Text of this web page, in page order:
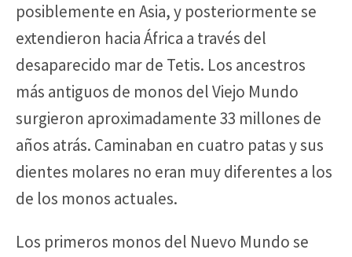
posiblemente en Asia, y posteriormente se
extendieron hacia África a través del
desaparecido mar de Tetis. Los ancestros
más antiguos de monos del Viejo Mundo
surgieron aproximadamente 33 millones de
años atrás. Caminaban en cuatro patas y sus
dientes molares no eran muy diferentes a los
de los monos actuales.
Los primeros monos del Nuevo Mundo se